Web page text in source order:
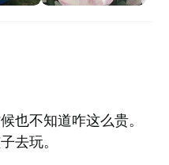
也不知道咋这么贵。
去玩。